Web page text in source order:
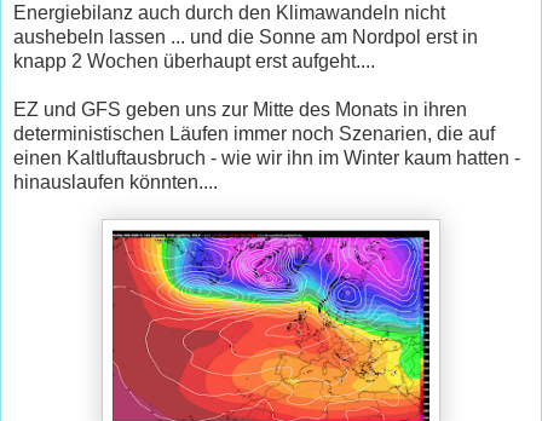
Energiebilanz auch durch den Klimawandeln nicht
aushebeln lassen ... und die Sonne am Nordpol erst in
knapp 2 Wochen überhaupt erst aufgeht....
EZ und GFS geben uns zur Mitte des Monats in ihren
deterministischen Läufen immer noch Szenarien, die auf
einen Kaltluftausbruch - wie wir ihn im Winter kaum hatten -
hinauslaufen könnten....